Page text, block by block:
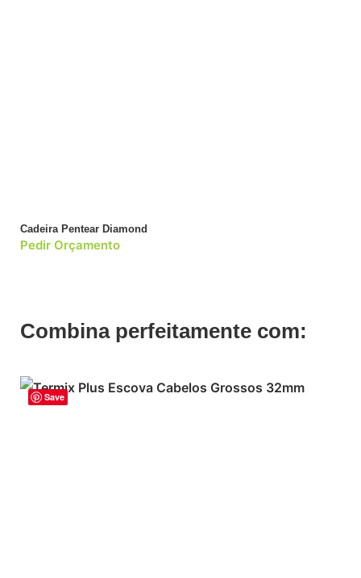
Cadeira Pentear Diamond
Pedir Orçamento
Combina perfeitamente com:
Save